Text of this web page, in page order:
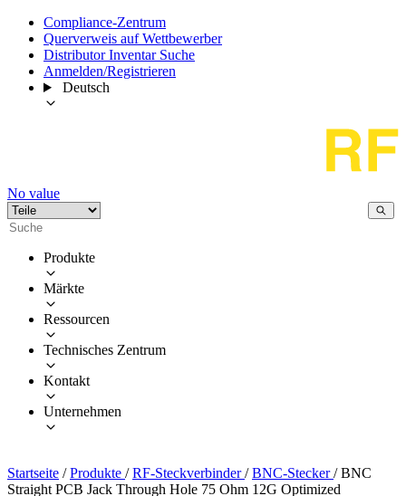
Compliance-Zentrum
Querverweis auf Wettbewerber
Distributor Inventar Suche
Anmelden/Registrieren
Deutsch
No value
Produkte
Märkte
Ressourcen
Technisches Zentrum
Kontakt
Unternehmen
Startseite / Produkte / RF-Steckverbinder/ BNC-Stecker/ BNC
Straight PCB Jack Through Hole 75 Ohm 12G Optimized